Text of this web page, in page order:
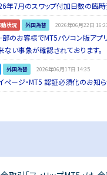
年7月のスワップ付加日数の臨
動状況 外国為替 2026年06月22日
部のお客様でMT5パソコン版アプ
ない事象が確認されております。
外国為替 2026年06月17日 14:35
ページ・MT5 認証必須化のお知